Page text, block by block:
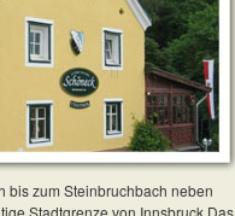
bis zum Steinbruchbach neben